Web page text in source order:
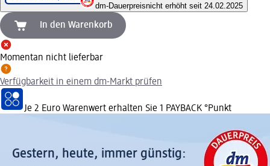
dm-Dauerpreisnicht erhöht seit 24.02.2025
In den Warenkorb
Momentan nicht lieferbar
Verfügbarkeit in einem dm-Markt prüfen
Je 2 Euro Warenwert erhalten Sie 1 PAYBACK °Punkt
Gestern, heute, immer günstig: